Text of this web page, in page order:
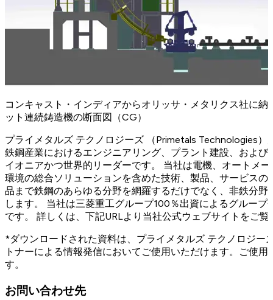
コンキャスト・インディアからオリッサ・メタリクス社に
ット連続鋳造機の断面図（CG）
プライメタルズ テクノロジーズ （Primetals Technologies
鉄鋼産業におけるエンジニアリング、プラント建設、およ
イオニアかつ世界的リーダーです。 当社は電機、オートメ
環境の総合ソリューションを含めた技術、製品、サービス
品まで鉄鋼のあらゆる分野を網羅するだけでなく、非鉄分
します。 当社は三菱重工グループ100％出資によるグルー
です。 詳しくは、下記URLより当社公式ウェブサイトをご覧
*ダウンロードされた資料は、プライメタルズ テクノロジー
トナーによる情報発信においてご使用いただけます。ご使
す。
お問い合わせ先